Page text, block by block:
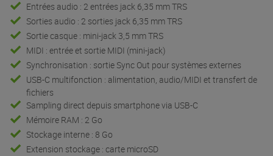
Entrées audio : 2 entrées jack 6,35 mm TRS
Sorties audio : 2 sorties jack 6,35 mm TRS
Sortie casque : mini-jack 3,5 mm TRS
MIDI : entrée et sortie MIDI (mini-jack)
Synchronisation : sortie Sync Out pour systèmes externes
USB-C multifonction : alimentation, audio/MIDI et transfert de
fichiers
Sampling direct depuis smartphone via USB-C
Mémoire RAM : 2 Go
Stockage interne : 8 Go
Extension stockage : carte microSD